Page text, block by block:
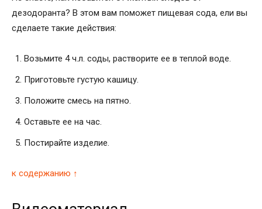
дезодоранта? В этом вам поможет пищевая сода, ели вы
сделаете такие действия:
Возьмите 4 ч.л. соды, растворите ее в теплой воде.
Приготовьте густую кашицу.
Положите смесь на пятно.
Оставьте ее на час.
Постирайте изделие.
к содержанию ↑